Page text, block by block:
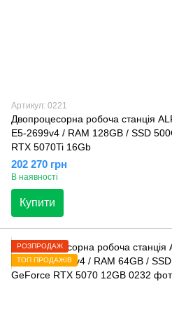
Артикул: 0221
Двопроцесорна робоча станція
E5-2699v4 / RAM 128GB / SSD
RTX 5070Ti 16Gb
202 270 грн
В наявності
Купити
РОЗПРОДАЖ
ТОП ПРОДАЖІВ